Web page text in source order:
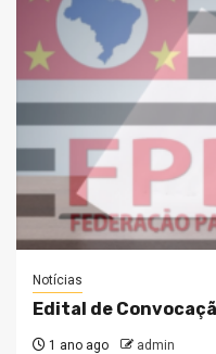
Notícias
Edital de
1 ano ago admin